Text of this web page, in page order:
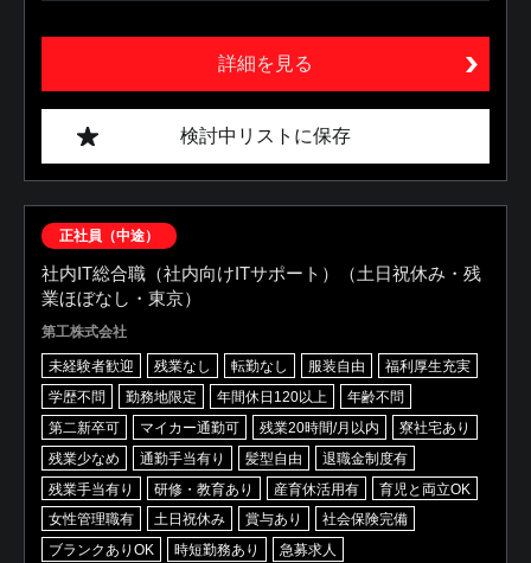
詳細を見る
検討中リストに保存
正社員（中途）
社内IT総合職（社内向けITサポート）（土日祝休み・残
業ほぼなし・東京）
第工株式会社
未経験者歓迎 残業なし 転勤なし 服装自由
福利厚生充実
学歴不問
勤務地限定 年間休日120以上
年齢不問
第二新卒可
マイカー通勤可 残業20時間/月以内
寮社宅あり
残業少なめ
通勤手当有り 髪型自由
退職金制度有
残業手当有り
研修・教育あり 産育休活用有
育児と両立OK
女性管理職有
土日祝休み 賞与あり
社会保険完備
ブランクありOK
時短勤務あり 急募求人